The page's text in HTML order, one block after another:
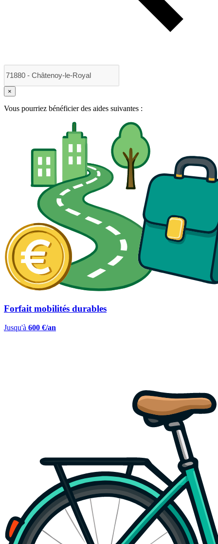
×
Vous pourriez bénéficier des aides suivantes :
Forfait mobilités durables
Jusqu'à 600 €/an